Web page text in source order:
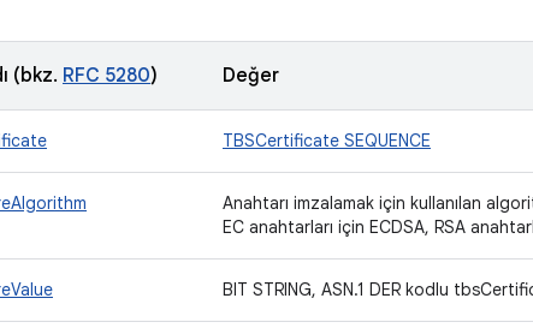
(bkz. RFC 5280) Değer
TBSCertificate SEQUENCE
Anahtarı imzalamak için kullanılan
EC anahtarları için ECDSA, RSA
BIT STRING, ASN.1 DER kodlu